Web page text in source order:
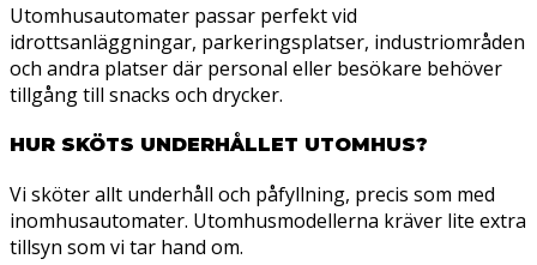
Utomhusautomater passar perfekt vid
idrottsanläggningar, parkeringsplatser, industriområden
och andra platser där personal eller besökare behöver
tillgång till snacks och drycker.
HUR SKÖTS UNDERHÅLLET UTOMHUS?
Vi sköter allt underhåll och påfyllning, precis som med
inomhusautomater. Utomhusmodellerna kräver lite extra
tillsyn som vi tar hand om.